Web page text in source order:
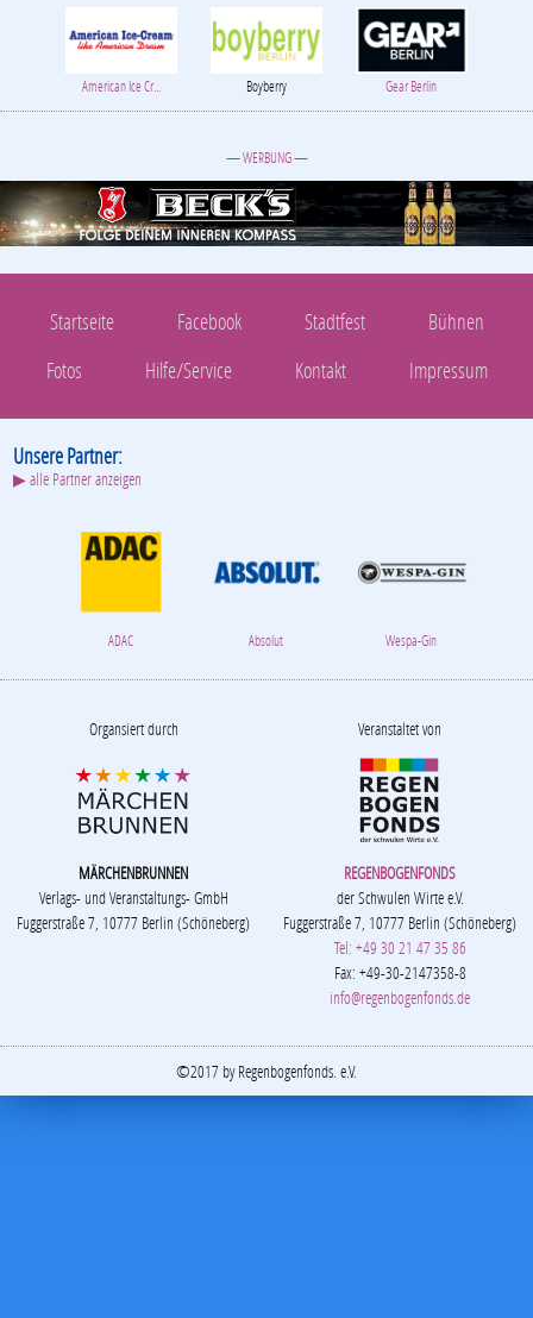
American Ice Cr... Boyberry Gear Berlin
— WERBUNG —
Startseite Facebook Stadtfest
Bühnen
Fotos
Hilfe/Service Kontakt Impressum
Unsere Partner:
▶ alle Partner anzeigen
ADAC Absolut Wespa-Gin
Organsiert durch
MÄRCHENBRUNNEN
Verlags- und Veranstaltungs- GmbH
Fuggerstraße 7, 10777 Berlin (Schöneberg)
Veranstaltet von
REGENBOGENFONDS
der Schwulen Wirte e.V.
Fuggerstraße 7, 10777 Berlin (Schöneberg)
Tel: +49 30 21 47 35 86
Fax: +49-30-2147358-8
info@regenbogenfonds.de
©2017 by Regenbogenfonds. e.V.